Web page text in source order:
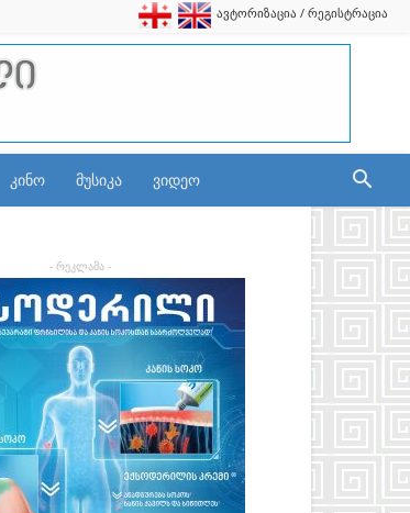
ავტორიზაცია / რეგისტრაცია
კინო მუსიკა ვიდეო
- რეკლამა -